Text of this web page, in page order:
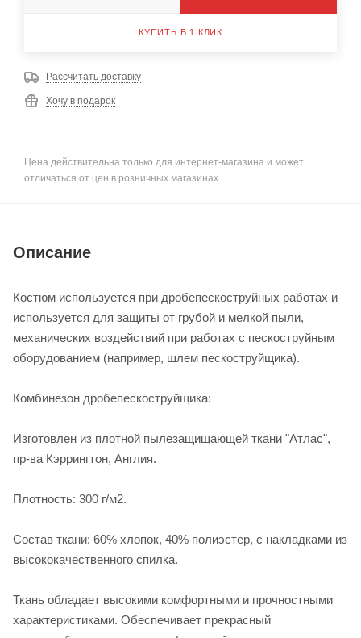
КУПИТЬ В 1 КЛИК
Рассчитать доставку
Хочу в подарок
Цена действительна только для интернет-магазина и может
отличаться от цен в розничных магазинах
Описание
Костюм используется при дробепескоструйных работах и
используется для защиты от грубой и мелкой пыли,
механических воздействий при работах с пескоструйным
оборудованием (например, шлем пескоструйщика).
Комбинезон дробепескоструйщика:
Изготовлен из плотной пылезащищающей ткани "Атлас",
пр-ва Кэррингтон, Англия.
Плотность: 300 г/м2.
Состав ткани: 60% хлопок, 40% полиэстер, с накладками из
высококачественного спилка.
Ткань обладает высокими комфортными и прочностными
характеристиками. Обеспечивает прекрасный